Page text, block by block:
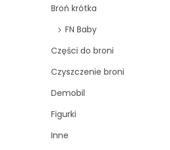
Broń krótka
FN Baby
Części do broni
Czyszczenie broni
Demobil
Figurki
Inne